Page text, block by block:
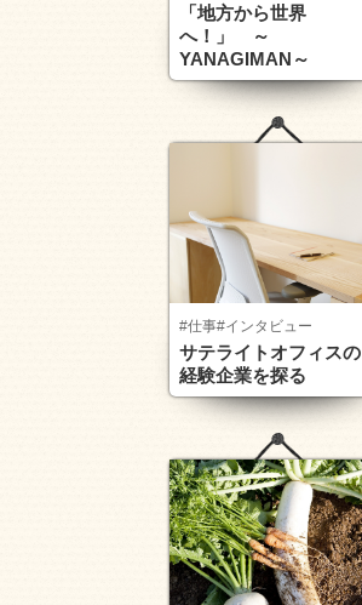
「地方から世界
へ！」 ～
YANAGIMAN～
#仕事#インタビュー
サテライトオフィスの
経験企業を探る